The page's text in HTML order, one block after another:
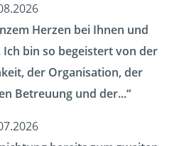
Herzen bei Ihnen und
bin so begeistert von der
der Organisation, der
Betreuung und der...